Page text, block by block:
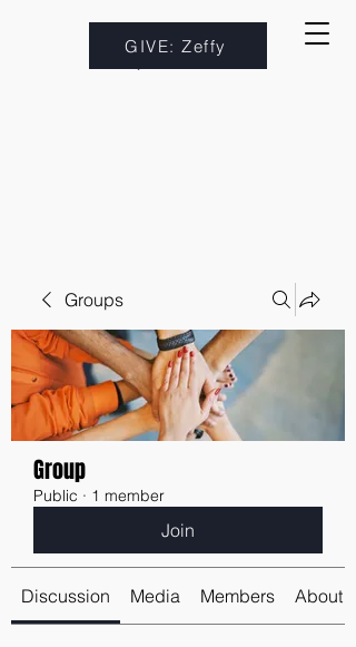
GIVE: Zeffy
Groups
Group
Public · 1 member
Join
Discussion Media Members About